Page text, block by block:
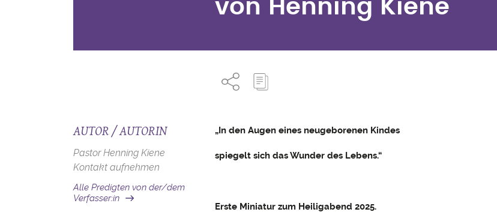
von Henning Kiene
AUTOR / AUTORIN
Pastor Henning Kiene
Kontakt aufnehmen
Alle Predigten von der/dem
Verfasser:in
„In den Augen eines neugeborenen Kindes
spiegelt sich das Wunder des Lebens.“
Erste Miniatur zum Heiligabend 2025.